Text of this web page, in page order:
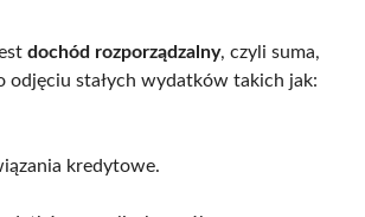
dochód rozporządzalny, czyli suma,
odjęciu stałych wydatków takich jak:
kredytowe.